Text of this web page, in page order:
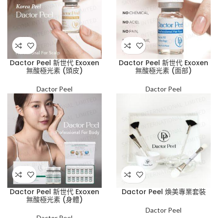
Dactor Peel 新世代 Exoxen
無酸極光素 (頭皮)
Dactor Peel
Dactor Peel 新世代 Exoxen
無酸極光素 (面部)
Dactor Peel
Dactor Peel 新世代 Exoxen
無酸極光素 (身體)
Dactor Peel 煥美專業套裝
Dactor Peel